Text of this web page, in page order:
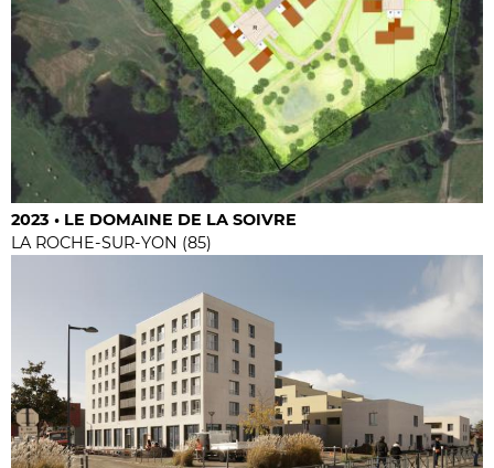
2023 • LE DOMAINE DE LA SOIVRE
LA ROCHE-SUR-YON (85)